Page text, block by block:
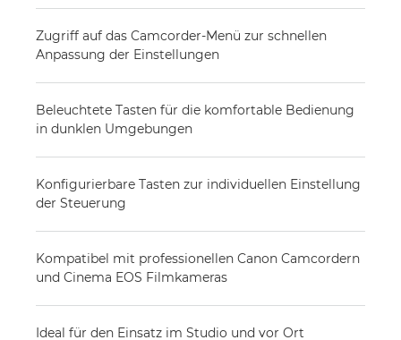
Zugriff auf das Camcorder-Menü zur schnellen
Anpassung der Einstellungen
Beleuchtete Tasten für die komfortable Bedienung
in dunklen Umgebungen
Konfigurierbare Tasten zur individuellen Einstellung
der Steuerung
Kompatibel mit professionellen Canon Camcordern
und Cinema EOS Filmkameras
Ideal für den Einsatz im Studio und vor Ort